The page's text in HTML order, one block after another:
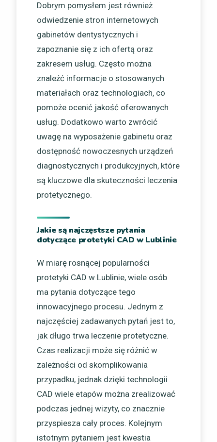
Dobrym pomysłem jest również
odwiedzenie stron internetowych
gabinetów dentystycznych i
zapoznanie się z ich ofertą oraz
zakresem usług. Często można
znaleźć informacje o stosowanych
materiałach oraz technologiach, co
pomoże ocenić jakość oferowanych
usług. Dodatkowo warto zwrócić
uwagę na wyposażenie gabinetu oraz
dostępność nowoczesnych urządzeń
diagnostycznych i produkcyjnych, które
są kluczowe dla skuteczności leczenia
protetycznego.
Jakie są najczęstsze pytania
dotyczące protetyki CAD w Lublinie
W miarę rosnącej popularności
protetyki CAD w Lublinie, wiele osób
ma pytania dotyczące tego
innowacyjnego procesu. Jednym z
najczęściej zadawanych pytań jest to,
jak długo trwa leczenie protetyczne.
Czas realizacji może się różnić w
zależności od skomplikowania
przypadku, jednak dzięki technologii
CAD wiele etapów można zrealizować
podczas jednej wizyty, co znacznie
przyspiesza cały proces. Kolejnym
istotnym pytaniem jest kwestia